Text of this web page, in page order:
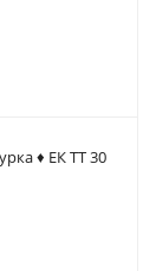
♦ ЕК ТТ 30